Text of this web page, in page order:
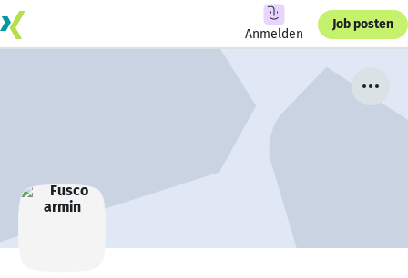
Anmelden
Job posten